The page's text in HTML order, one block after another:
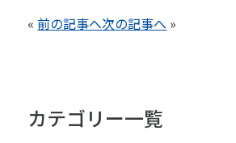
«前の記事へ次の記事へ »
カテゴリー一覧